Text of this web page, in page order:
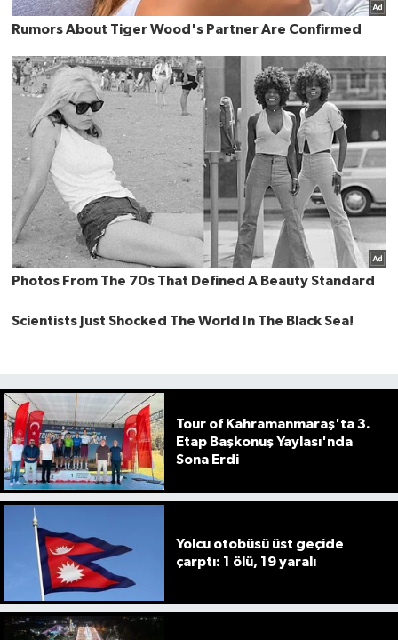
Tour of Kahramanmaraş'ta 3.
Etap Başkonuş Yaylası'nda
Sona Erdi
Yolcu otobüsü üst geçide
çarptı: 1 ölü, 19 yaralı